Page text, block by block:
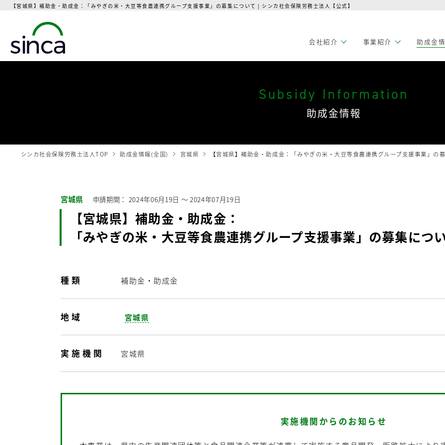
【宮城県】補助金・助成金：「みやぎの米・大豆等食農連携グループ支援事業」の募集について | シンカ社会保険労務士法人【公式】
会社紹介 事業紹介 助成金
Subsidy Information
助成金情報
シンカ社会保険労務士法人TOP 助成金情報(全国) 宮城県 【宮城県】補助金・助成金：「みやぎの米・大豆等食農連携グループ支援事業」の
宮城県 申請期間： 2024年06月19日 〜2024年07月19日
【宮城県】補助金・助成金：
「みやぎの米・大豆等食農連携グループ支援事業」の募集につ
種類 補助金・助成金
地域 宮城県
実施機関 宮城県
実施機関からのお知らせ